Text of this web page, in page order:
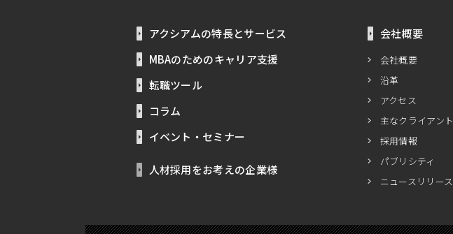
アクシアムの特長とサービス
MBAのためのキャリア支援
転職ツール
コラム
イベント・セミナー
人材採用をお考えの企業様
会社概要
会社概要
沿革
アクセス
主なクライアント
採用情報
パブリシティ
ニュースリリース